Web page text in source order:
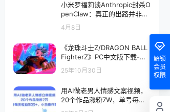
小米罗福莉谈Anthropic封杀O
penClaw：真正的出路并非更
便宜Token！
4月8日
《龙珠斗士Z/DRAGON BALL
FighterZ》PC中文版下载-含v
2.2.19.0
25年10月30日
用AI做老男人情感文案视频，
20个作品涨粉7W，单号每天
收益3张+，小白操作简单
解锁
会员
权限